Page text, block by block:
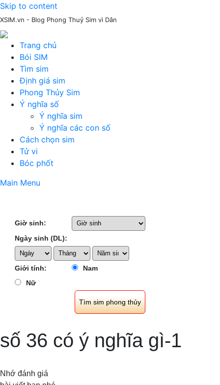
Skip to content
XSIM.vn - Blog Phong Thuỷ Sim vì Dân
Trang chủ
Bói SIM
Tìm sim
Định giá sim
Phong Thủy Sim
Ý nghĩa số
Ý nghĩa sim
Ý nghĩa các con số
Cách chọn sim
Tử vi
Bóc phốt
Main Menu
Giờ sinh:
Ngày sinh (DL):
Giới tính:
Nam
Nữ
số 36 có ý nghĩa gì-1
Nhớ đánh giá